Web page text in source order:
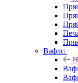
Вафли